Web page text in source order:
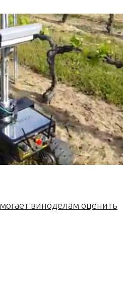
виноделам оценить